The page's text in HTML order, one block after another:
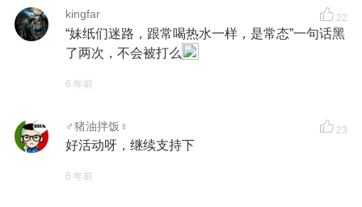
kingfar 22
“妹纸们迷路，跟常喝热水一样，是常态”一句话黑
了两次，不会被打么
6 年前
♂猪油拌饭♀ 23
好活动呀，继续支持下
6 年前